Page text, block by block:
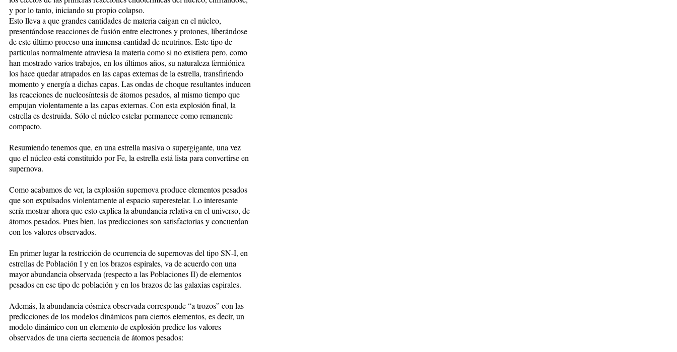
y por lo tanto, iniciando su propio colapso.
Esto lleva a que grandes cantidades de materia caigan en el núcleo,
presentándose reacciones de fusión entre electrones y protones, liberándose
de este último proceso una inmensa cantidad de neutrinos. Este tipo de
partículas normalmente atraviesa la materia como si no existiera pero, como
han mostrado varios trabajos, en los últimos años, su naturaleza fermiónica
los hace quedar atrapados en las capas externas de la estrella, transfiriendo
momento y energía a dichas capas. Las ondas de choque resultantes inducen
las reacciones de nucleosíntesis de átomos pesados, al mismo tiempo que
empujan violentamente a las capas externas. Con esta explosión final, la
estrella es destruida. Sólo el núcleo estelar permanece como remanente
compacto.
Resumiendo tenemos que, en una estrella masiva o supergigante, una vez
que el núcleo está constituido por Fe, la estrella está lista para convertirse en
supernova.
Como acabamos de ver, la explosión supernova produce elementos pesados
que son expulsados violentamente al espacio superestelar. Lo interesante
sería mostrar ahora que esto explica la abundancia relativa en el universo, de
átomos pesados. Pues bien, las predicciones son satisfactorias y concuerdan
con los valores observados.
En primer lugar la restricción de ocurrencia de supernovas del tipo SN-I, en
estrellas de Población I y en los brazos espirales, va de acuerdo con una
mayor abundancia observada (respecto a las Poblaciones II) de elementos
pesados en ese tipo de población y en los brazos de las galaxias espirales.
Además, la abundancia cósmica observada corresponde “a trozos” con las
predicciones de los modelos dinámicos para ciertos elementos, es decir, un
modelo dinámico con un elemento de explosión predice los valores
observados de una cierta secuencia de átomos pesados: